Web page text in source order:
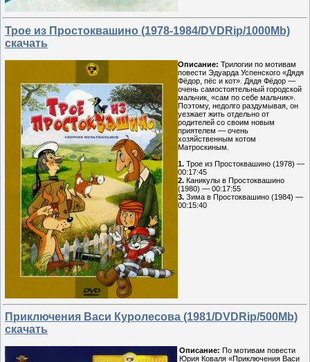
Трое из Простоквашино (1978-1984/DVDRip/1000Mb)
скачать
Описание: Трилогии по мотивам
повести Эдуарда Успенского «Дядя
Фёдор, пёс и кот». Дядя Фёдор —
очень самостоятельный городской
мальчик, «сам по себе мальчик».
Поэтому, недолго раздумывая, он
уезжает жить отдельно от
родителей со своим новым
приятелем — очень
хозяйственным котом
Матроскиным.
1. Трое из Простоквашино (1978) —
00:17:45
2. Каникулы в Простоквашино
(1980) — 00:17:55
3. Зима в Простоквашино (1984) —
00:15:40
Приключения Васи Куролесова (1981/DVDRip/500Mb)
скачать
Описание: По мотивам повести
Юрия Коваля «Приключения Васи